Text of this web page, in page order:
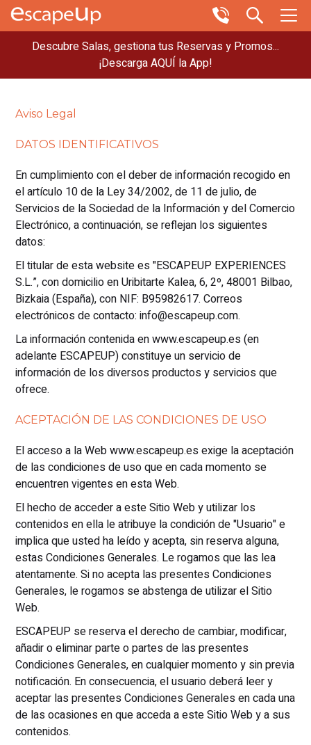
Descubre Salas, gestiona tus Reservas y Promos...
¡Descarga AQUÍ la App!
Aviso Legal
DATOS IDENTIFICATIVOS
En cumplimiento con el deber de información recogido en
el artículo 10 de la Ley 34/2002, de 11 de julio, de
Servicios de la Sociedad de la Información y del Comercio
Electrónico, a continuación, se reflejan los siguientes
datos:
El titular de esta website es "ESCAPEUP EXPERIENCES
S.L.”, con domicilio en Uribitarte Kalea, 6, 2º, 48001 Bilbao,
Bizkaia (España), con NIF: B95982617. Correos
electrónicos de contacto: info@escapeup.com.
La información contenida en www.escapeup.es (en
adelante ESCAPEUP) constituye un servicio de
información de los diversos productos y servicios que
ofrece.
ACEPTACIÓN DE LAS CONDICIONES DE USO
El acceso a la Web www.escapeup.es exige la aceptación
de las condiciones de uso que en cada momento se
encuentren vigentes en esta Web.
El hecho de acceder a este Sitio Web y utilizar los
contenidos en ella le atribuye la condición de "Usuario" e
implica que usted ha leído y acepta, sin reserva alguna,
estas Condiciones Generales. Le rogamos que las lea
atentamente. Si no acepta las presentes Condiciones
Generales, le rogamos se abstenga de utilizar el Sitio
Web.
ESCAPEUP se reserva el derecho de cambiar, modificar,
añadir o eliminar parte o partes de las presentes
Condiciones Generales, en cualquier momento y sin previa
notificación. En consecuencia, el usuario deberá leer y
aceptar las presentes Condiciones Generales en cada una
de las ocasiones en que acceda a este Sitio Web y a sus
contenidos.